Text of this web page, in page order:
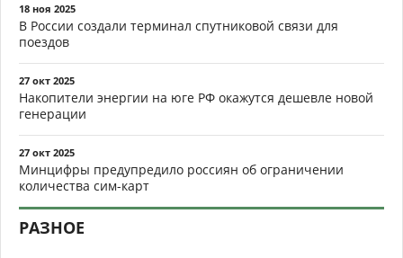
18 ноя 2025
В России создали терминал спутниковой связи для
поездов
27 окт 2025
Накопители энергии на юге РФ окажутся дешевле новой
генерации
27 окт 2025
Минцифры предупредило россиян об ограничении
количества сим-карт
РАЗНОЕ